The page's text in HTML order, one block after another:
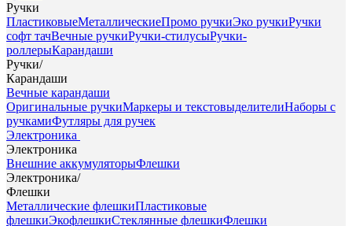
Ручки
ПластиковыеМеталлическиеПромо ручкиЭко ручкиРучки
софт тачВечные ручкиРучки-стилусыРучки-
роллерыКарандаши
Ручки/
Карандаши
Вечные карандаши
Оригинальные ручкиМаркеры и текстовыделителиНаборы с
ручкамиФутляры для ручек
Электроника
Электроника
Внешние аккумуляторыФлешки
Электроника/
Флешки
Металлические флешкиПластиковые
флешкиЭкофлешкиСтеклянные флешкиФлешки